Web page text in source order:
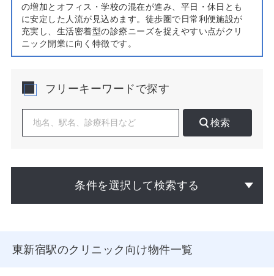
の増加とオフィス・学校の混在が進み、平日・休日とも
に安定した人流が見込めます。徒歩圏で日常利便施設が
充実し、生活密着型の診療ニーズを捉えやすい点がクリ
ニック開業に向く特徴です。
形外科など初期アクセスの需要が高く、生活習慣病管理
やアレルギー、皮膚トラブル、腰肩膝の痛み対応など、
あり、検査・紹介の動線を組みやすく、地域連携を前提
とした開業が設計しやすい環境です。朝夕は乗換・通勤
合は点在しますが、駅出入口からの動線や生活導線を読
むことで棲み分けは十分可能です。検索動向でも「東新
宿駅 クリニック 物件」の組み合わせは情報収集の起点と
なりやすく、物件ページへの自然な誘導が想定できま
る視認性、歩道幅と人流の滞留ポイント、エレベーター
フリーキーワードで探す
検索
条件を選択して検索する
東新宿駅のクリニック向け物件一覧